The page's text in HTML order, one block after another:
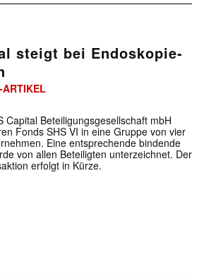
steigt bei Endoskopie-
ARTIKEL
Capital Beteiligungsgesellschaft mbH
Fonds SHS VI in eine Gruppe von vier
Eine entsprechende bindende
von allen Beteiligten unterzeichnet. Der
erfolgt in Kürze.